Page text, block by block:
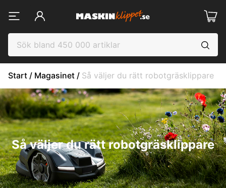
Start / Magasinet / Så väljer du rätt robotgräsklippare
Så väljer du rätt robotgräsklippare